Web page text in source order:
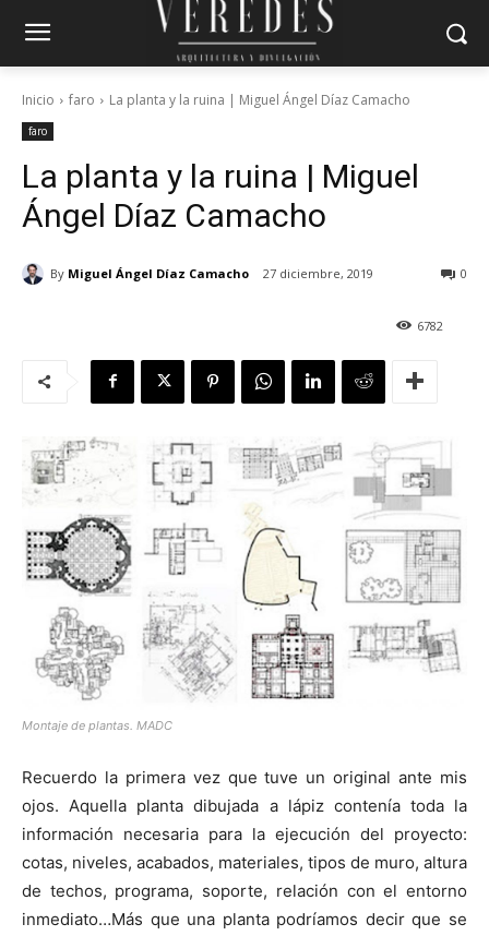
Inicio faro La planta y la ruina | Miguel Ángel Díaz Camacho
faro
La planta y la ruina | Miguel
Ángel Díaz Camacho
By Miguel Ángel Díaz Camacho 27 diciembre, 2019 0
6782
Montaje de plantas. MADC
Recuerdo la primera vez que tuve un original ante mis
ojos. Aquella planta dibujada a lápiz contenía toda la
información necesaria para la ejecución del proyecto:
cotas, niveles, acabados, materiales, tipos de muro, altura
de techos, programa, soporte, relación con el entorno
inmediato…Más que una planta podríamos decir que se